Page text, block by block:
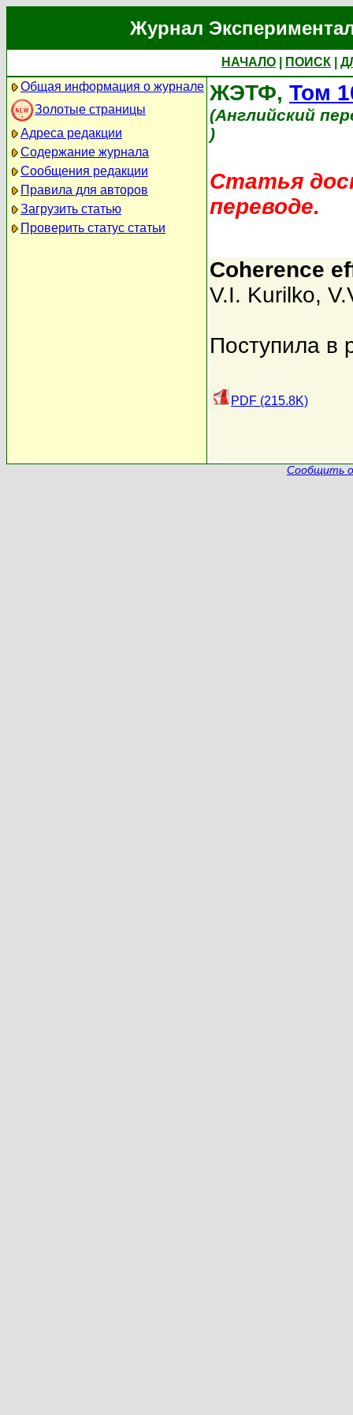
Журнал
НАЧАЛО ПОИСК
Общая информация о журнале
Золотые страницы
Адреса редакции
Содержание журнала
Сообщения редакции
Правила для авторов
Загрузить статью
Проверить статус статьи
ЖЭТФ, Том
(Английский
)
Статья
переводе.
Coherence
V.I. Kurilko,
Поступила в
PDF (215.8K)
Сообщить о